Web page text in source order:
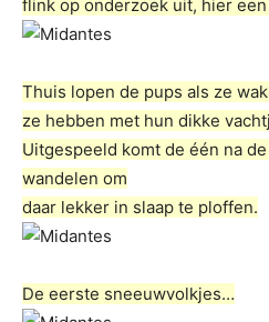
flink op onderzoek uit, hier
Thuis lopen de pups als ze
ze hebben met hun dikke
Uitgespeeld komt de één na
wandelen om
daar lekker in slaap te ploffen.
De eerste sneeuwvolkjes…